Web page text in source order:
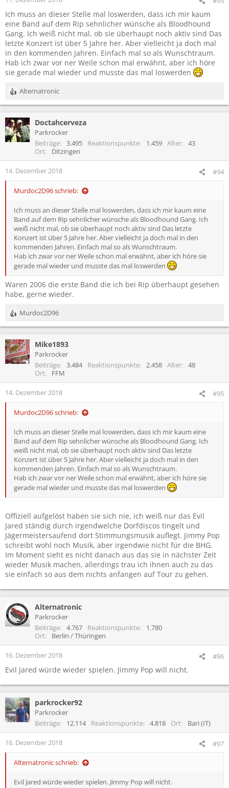
Ich muss an dieser Stelle mal loswerden, dass ich mir kaum
eine Band auf dem Rip sehnlicher wünsche als Bloodhound
Gang. Ich weiß nicht mal, ob sie überhaupt noch aktiv sind Das
letzte Konzert ist über 5 Jahre her. Aber vielleicht ja doch mal
in den kommenden Jahren. Einfach mal so als Wunschtraum.
Hab ich zwar vor ner Weile schon mal erwähnt, aber ich höre
sie gerade mal wieder und musste das mal loswerden
R
e
k
t
i
n
e
Alternatronic
Doctahcerveza
Parkrocker
Beiträge
3.495 Reaktionspunkte 1.459 Alter
43
Ort
Ditzingen
14. Dezember 2018 #94
Murdoc2D96 schrieb:
Ich muss an dieser Stelle mal loswerden, dass ich mir kaum eine
Band auf dem Rip sehnlicher wünsche als Bloodhound Gang. Ich
weiß nicht mal, ob sie überhaupt noch aktiv sind Das letzte
Konzert ist über 5 Jahre her. Aber vielleicht ja doch mal in den
kommenden Jahren. Einfach mal so als Wunschtraum.
Hab ich zwar vor ner Weile schon mal erwähnt, aber ich höre sie
gerade mal wieder und musste das mal loswerden
Waren 2006 die erste Band die ich bei Rip überhaupt gesehen
habe, gerne wieder.
R
e
k
t
i
n
e
Murdoc2D96
Mike1893
Parkrocker
Beiträge
3.484 Reaktionspunkte 2.458 Alter
48
Ort
FFM
14. Dezember 2018 #95
Murdoc2D96 schrieb:
Ich muss an dieser Stelle mal loswerden, dass ich mir kaum eine
Band auf dem Rip sehnlicher wünsche als Bloodhound Gang. Ich
weiß nicht mal, ob sie überhaupt noch aktiv sind Das letzte
Konzert ist über 5 Jahre her. Aber vielleicht ja doch mal in den
kommenden Jahren. Einfach mal so als Wunschtraum.
Hab ich zwar vor ner Weile schon mal erwähnt, aber ich höre sie
gerade mal wieder und musste das mal loswerden
Offiziell aufgelöst haben sie sich nie, ich weiß nur das Evil
Jared ständig durch irgendwelche Dorfdiscos tingelt und
Jägermeistersaufend dort Stimmungsmusik auflegt. Jimmy Pop
schreibt wohl noch Musik, aber irgendwie nicht für die BHG.
Im Moment sieht es nicht danach aus das sie in nächster Zeit
wieder Musik machen, allerdings trau ich ihnen auch zu das
sie einfach so aus dem nichts anfangen auf Tour zu gehen.
Alternatronic
Parkrocker
Beiträge
4.767 Reaktionspunkte
1.780
Ort
Berlin / Thüringen
16. Dezember 2018 #96
Evil Jared würde wieder spielen. Jimmy Pop will nicht.
parkrocker92
Parkrocker
Beiträge
12.114 Reaktionspunkte 4.818 Ort Bari (IT)
16. Dezember 2018 #97
Alternatronic schrieb:
Evil Jared würde wieder spielen. Jimmy Pop will nicht.